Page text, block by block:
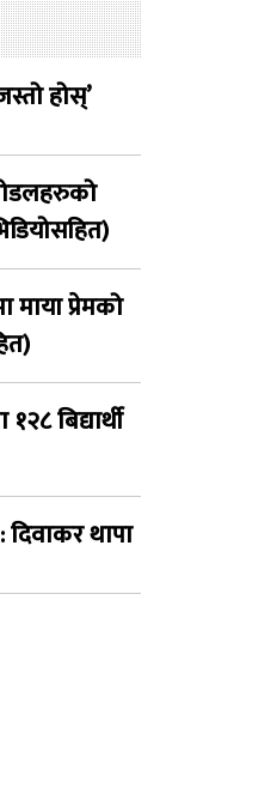
होस्’
माया प्रेमको
बिद्यार्थी
थापा